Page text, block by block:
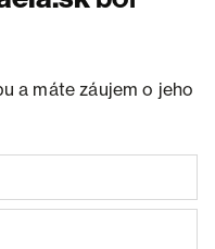
a máte záujem o jeho